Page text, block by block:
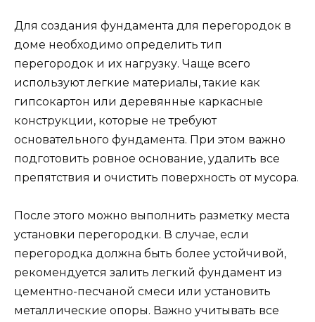
Для создания фундамента для перегородок в
доме необходимо определить тип
перегородок и их нагрузку. Чаще всего
используют легкие материалы, такие как
гипсокартон или деревянные каркасные
конструкции, которые не требуют
основательного фундамента. При этом важно
подготовить ровное основание, удалить все
препятствия и очистить поверхность от мусора.
После этого можно выполнить разметку места
установки перегородки. В случае, если
перегородка должна быть более устойчивой,
рекомендуется залить легкий фундамент из
цементно-песчаной смеси или установить
металлические опоры. Важно учитывать все